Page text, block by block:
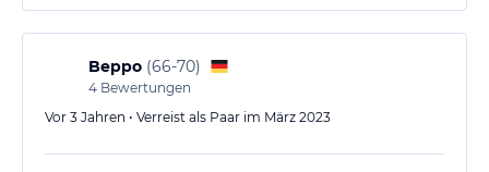
Beppo (66-70)
4 Bewertungen
Vor 3 Jahren • Verreist als Paar im März 2023